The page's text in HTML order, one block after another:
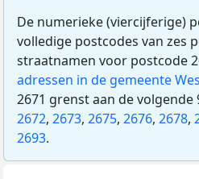
De numerieke (viercijferige)
volledige postcodes van zes
straatnamen voor postcode
adressen in de gemeente
2671 grenst aan de
2672, 2673, 2675, 2676, 2678,
2693.